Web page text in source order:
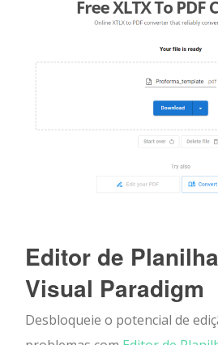
Editor de
Visual Paradigm
Desbloqueie o potencial de